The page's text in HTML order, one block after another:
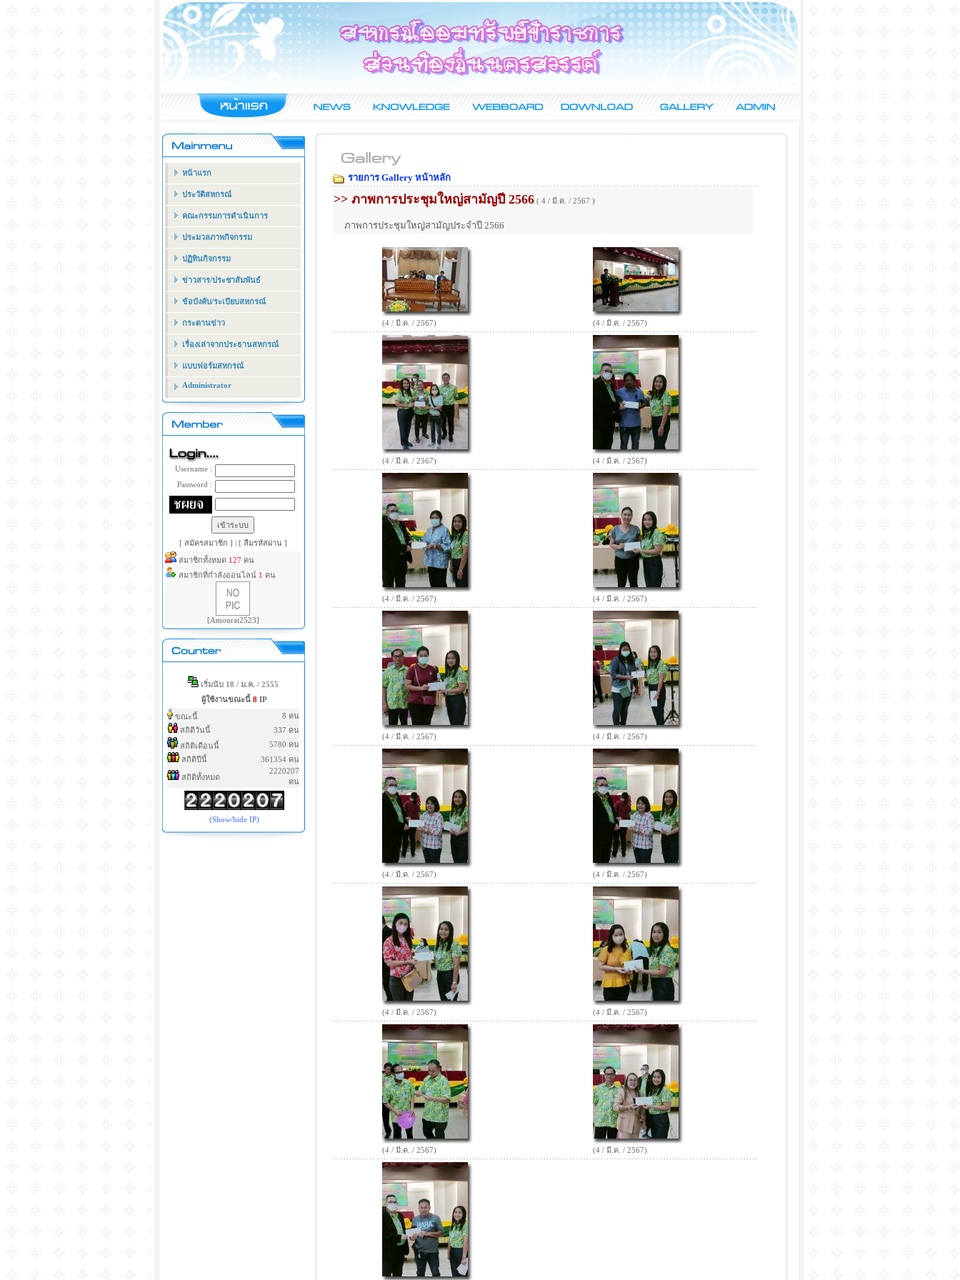
หน้าแรก
ประวัติสหกรณ์
คณะกรรมการดำเนินการ
ประมวลภาพกิจกรรม
ปฏิทินกิจกรรม
ข่าวสาร/ประชาสัมพันธ์
ข้อบังคับ/ระเบียบสหกรณ์
กระดานข่าว
เรื่องเล่าจากประธานสหกรณ์
แบบฟอร์มสหกรณ์
Administrator
Username :
Password :
[ สมัครสมาชิก ] | [ ลืมรหัสผ่าน ]
สมาชิกทั้งหมด 127 คน
สมาชิกที่กำลังออนไลน์ 1 คน
[Amonrat2523]
เริ่มนับ 18 / ม.ค. / 2555
ผู้ใช้งานขณะนี้ 8IP
ขณะนี้
8 คน
สถิติวันนี้
337 คน
สถิติเดือนนี้
5780 คน
สถิติปีนี้
361354 คน
สถิติทั้งหมด
2220207
คน
(Show/hide IP)
รายการ Gallery หน้าหลัก
>> ภาพการประชุมใหญ่สามัญปี 2566 ( 4 / มี.ค. / 2567 )
ภาพการประชุมใหญ่สามัญประจำปี 2566
(4 / มี.ค. / 2567) (4 / มี.ค. / 2567)
(4 / มี.ค. / 2567) (4 / มี.ค. / 2567)
(4 / มี.ค. / 2567) (4 / มี.ค. / 2567)
(4 / มี.ค. / 2567) (4 / มี.ค. / 2567)
(4 / มี.ค. / 2567) (4 / มี.ค. / 2567)
(4 / มี.ค. / 2567) (4 / มี.ค. / 2567)
(4 / มี.ค. / 2567) (4 / มี.ค. / 2567)